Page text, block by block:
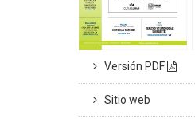
Versión PDF
Sitio web